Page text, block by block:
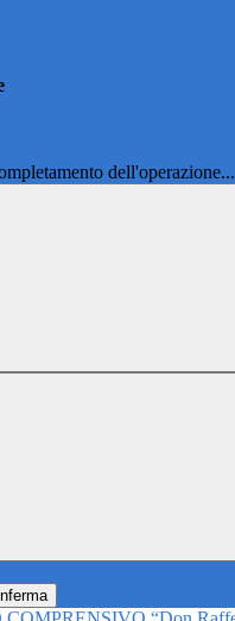
dell'operazione...